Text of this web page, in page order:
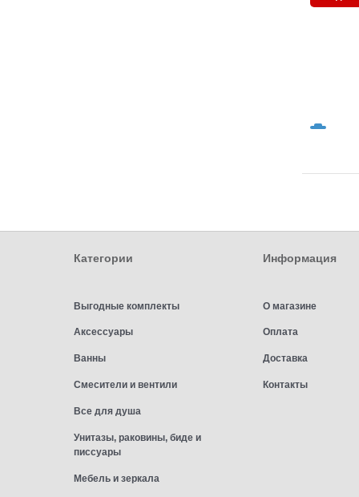
Категории
Выгодные комплекты
Аксессуары
Ванны
Смесители и вентили
Все для душа
Унитазы, раковины, биде и
писсуары
Мебель и зеркала
Информация
О магазине
Оплата
Доставка
Контакты